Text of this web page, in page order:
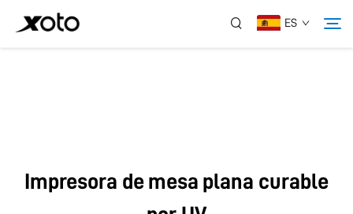
ES
Impresora de mesa plana curable